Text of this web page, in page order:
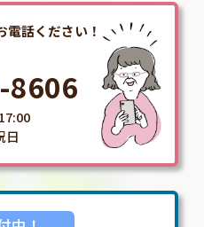
電話ください！
8606
日